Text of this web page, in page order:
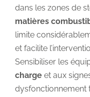
dans les zones de
matières
limite
et facilite
Sensibiliser les
chargeet aux
dysfonctionnement